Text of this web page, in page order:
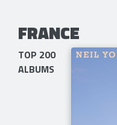
FRANCE​
TOP 200
ALBUMS